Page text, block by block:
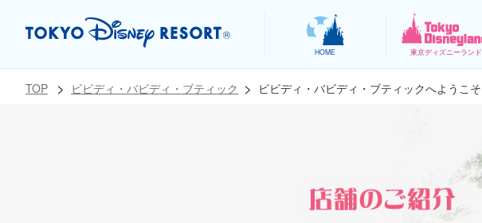
HOME 東京ディズニーランド
TOP ビビディ・バビディ・ブティック ビビディ・バビディ・ブティックへようこそ